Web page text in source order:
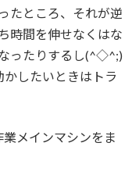
たところ、それが逆
時間を伸せなくはな
ったりするし(^◇^;)
したいときはトラ
メインマシンをま